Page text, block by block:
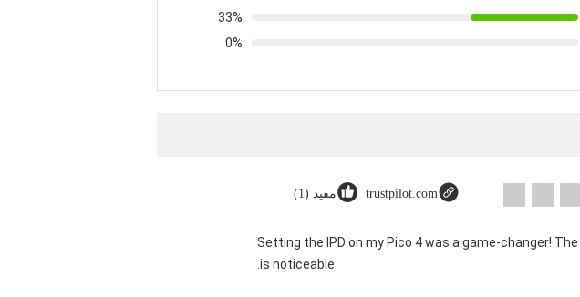
33%
0%
trustpilot.com مفيد (1)
"Setting the IPD on my Pico 4 was a game-changer!
is noticeable.